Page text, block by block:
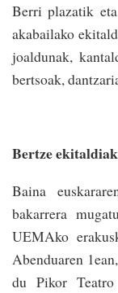
Berri plazatik
akabailako
joaldunak,
bertsoak,
Bertze ekitaldiak
Baina
bakarrera
UEMAko
Abenduaren
du Pikor